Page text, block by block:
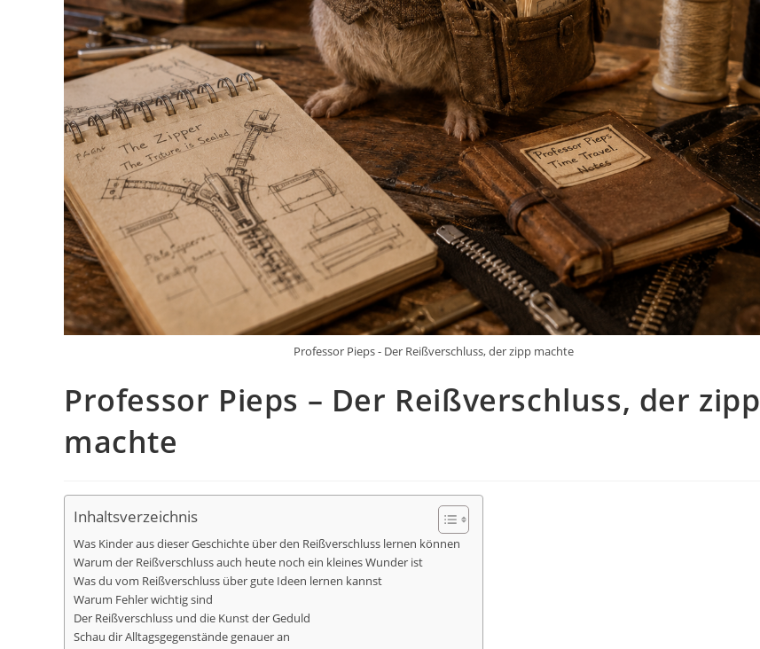
Professor Pieps - Der Reißverschluss, der zipp machte
Professor Pieps – Der Reißverschluss, der zipp
machte
Inhaltsverzeichnis
Was Kinder aus dieser Geschichte über den Reißverschluss lernen können
Warum der Reißverschluss auch heute noch ein kleines Wunder ist
Was du vom Reißverschluss über gute Ideen lernen kannst
Warum Fehler wichtig sind
Der Reißverschluss und die Kunst der Geduld
Schau dir Alltagsgegenstände genauer an